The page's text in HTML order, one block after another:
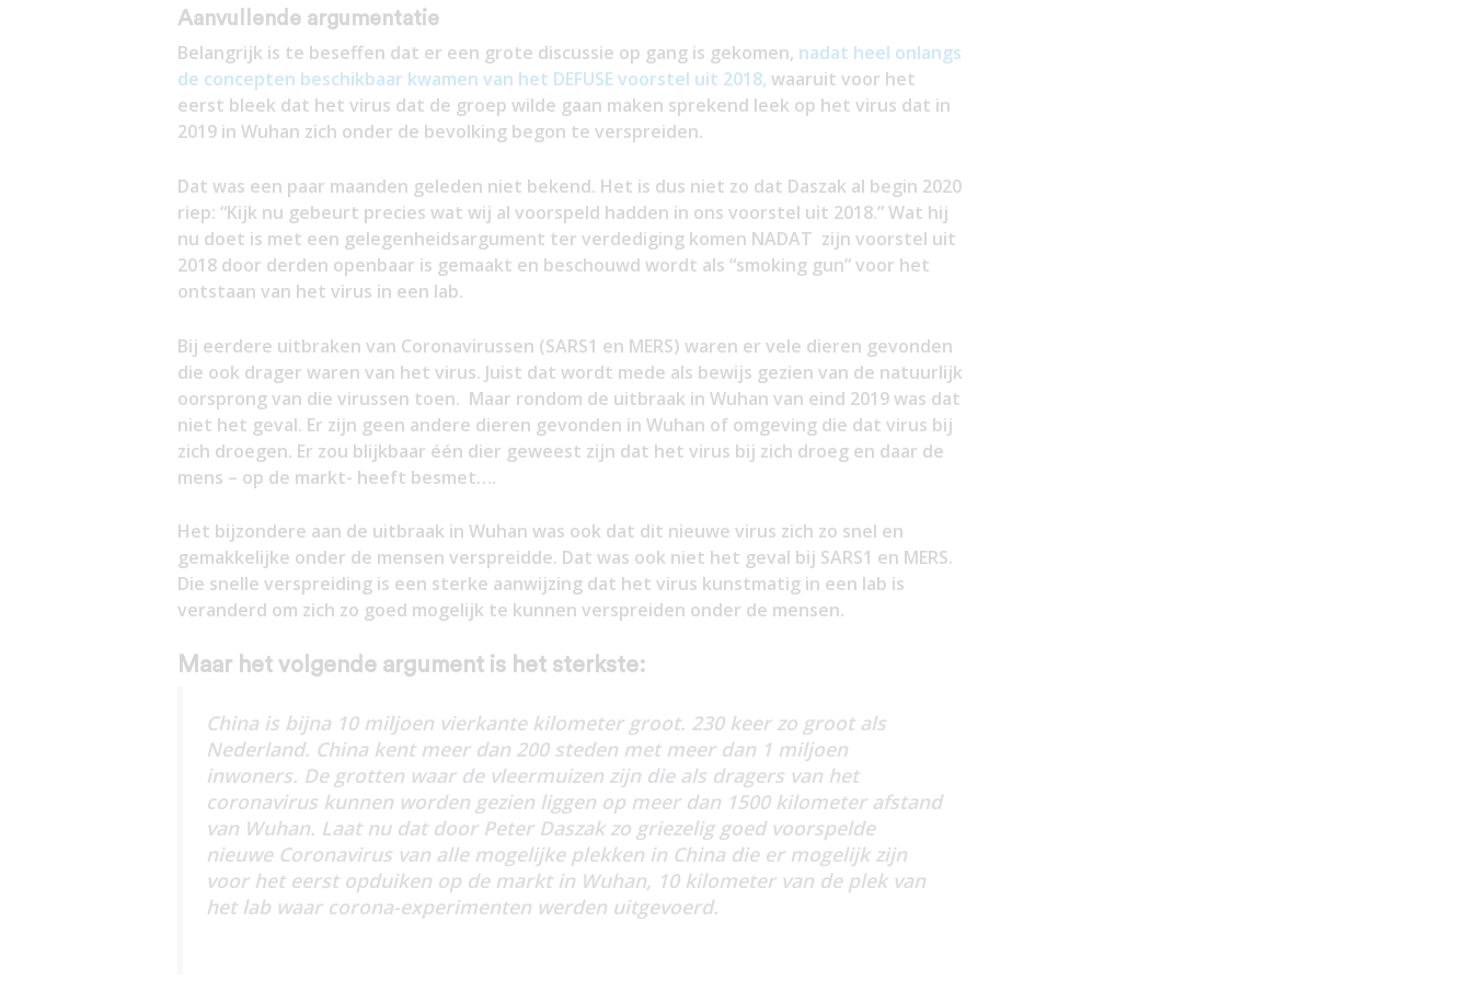
Aanvullende argumentatie
Belangrijk is te beseffen dat er een grote discussie op gang is gekomen, nadat heel onlangs
de concepten beschikbaar kwamen van het DEFUSE voorstel uit 2018, waaruit voor het
eerst bleek dat het virus dat de groep wilde gaan maken sprekend leek op het virus dat in
2019 in Wuhan zich onder de bevolking begon te verspreiden.
Dat was een paar maanden geleden niet bekend. Het is dus niet zo dat Daszak al begin 2020
riep: “Kijk nu gebeurt precies wat wij al voorspeld hadden in ons voorstel uit 2018.” Wat hij
nu doet is met een gelegenheidsargument ter verdediging komen NADAT zijn voorstel uit
2018 door derden openbaar is gemaakt en beschouwd wordt als “smoking gun” voor het
ontstaan van het virus in een lab.
Bij eerdere uitbraken van Coronavirussen (SARS1 en MERS) waren er vele dieren gevonden
die ook drager waren van het virus. Juist dat wordt mede als bewijs gezien van de natuurlijk
oorsprong van die virussen toen. Maar rondom de uitbraak in Wuhan van eind 2019 was dat
niet het geval. Er zijn geen andere dieren gevonden in Wuhan of omgeving die dat virus bij
zich droegen. Er zou blijkbaar één dier geweest zijn dat het virus bij zich droeg en daar de
mens – op de markt- heeft besmet….
Het bijzondere aan de uitbraak in Wuhan was ook dat dit nieuwe virus zich zo snel en
gemakkelijke onder de mensen verspreidde. Dat was ook niet het geval bij SARS1 en MERS.
Die snelle verspreiding is een sterke aanwijzing dat het virus kunstmatig in een lab is
veranderd om zich zo goed mogelijk te kunnen verspreiden onder de mensen.
Maar het volgende argument is het sterkste:
China is bijna 10 miljoen vierkante kilometer groot. 230 keer zo groot als
Nederland. China kent meer dan 200 steden met meer dan 1 miljoen
inwoners. De grotten waar de vleermuizen zijn die als dragers van het
coronavirus kunnen worden gezien liggen op meer dan 1500 kilometer afstand
van Wuhan. Laat nu dat door Peter Daszak zo griezelig goed voorspelde
nieuwe Coronavirus van alle mogelijke plekken in China die er mogelijk zijn
voor het eerst opduiken op de markt in Wuhan, 10 kilometer van de plek van
het lab waar corona-experimenten werden uitgevoerd.